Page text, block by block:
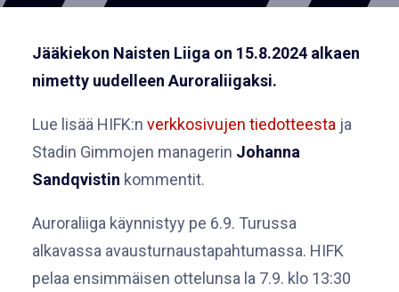
Jääkiekon Naisten Liiga on 15.8.2024 alkaen
nimetty uudelleen Auroraliigaksi.
Lue lisää HIFK:n verkkosivujen tiedotteesta ja
Stadin Gimmojen managerin Johanna
Sandqvistin kommentit.
Auroraliiga käynnistyy pe 6.9. Turussa
alkavassa avausturnaustapahtumassa. HIFK
pelaa ensimmäisen ottelunsa la 7.9. klo 13:30